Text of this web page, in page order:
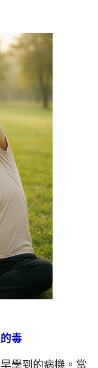
毒
學到的病機。當